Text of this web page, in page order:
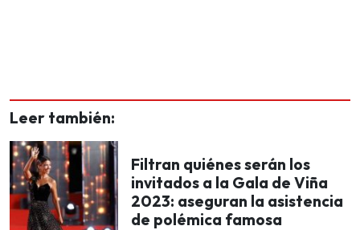
Leer también:
Filtran quiénes serán los
invitados a la Gala de Viña
2023: aseguran la asistencia
de polémica famosa